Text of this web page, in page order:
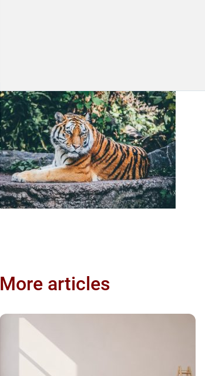
More articles